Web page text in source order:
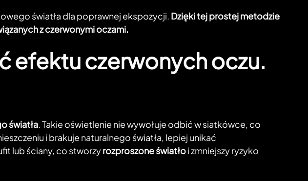
światła dla poprawnej ekspozycji. Dzięki tej prostej metodzie
z czerwonymi oczami.
efektu czerwonych oczu.
światła. Takie oświetlenie nie wywołuje odbić w siatkówce, co
i brakuje naturalnego światła, lepiej unikać
lub ściany, co stworzyrozproszone światłoi zmniejszy ryzyko